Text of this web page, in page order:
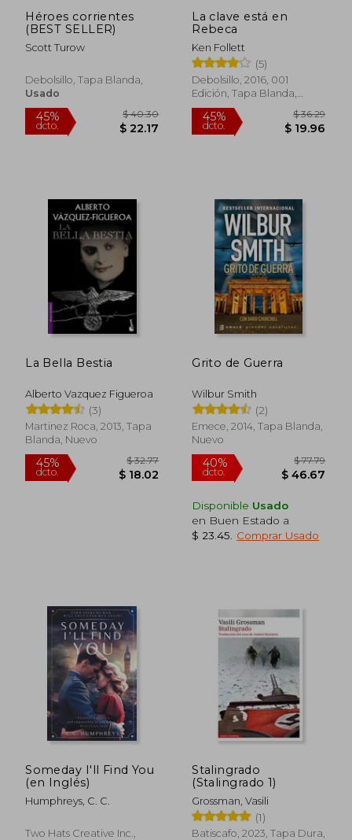
dcto. $ 24.66
45%
dcto.
Héroes corrientes
(BEST SELLER)
Scott Turow
Debolsillo, Tapa Blanda,
Usado
45%
dcto. $ 22.17
La clave está en
Rebeca
Ken Follett
(5)
Debolsillo, 2016, 001
Edición, Tapa Blanda,
Usado
45%
dcto.
La Bella Bestia
Alberto Vazquez Figueroa
(3)
Martinez Roca, 2013, Tapa
Blanda, Nuevo
Grito de Guerra
Wilbur Smith
(2)
Emece, 2014, Tapa Blanda,
Nuevo
Disponible Usado
en Buen Estado a
$ 23.45
Comprar Usado
Someday I'll Find You
(en Inglés)
Humphreys, C. C.
Two Hats Creative Inc.,
Stalingrado
(Stalingrado 1)
Grossman, Vasili
(1)
Batiscafo, 2023, Tapa Dura,